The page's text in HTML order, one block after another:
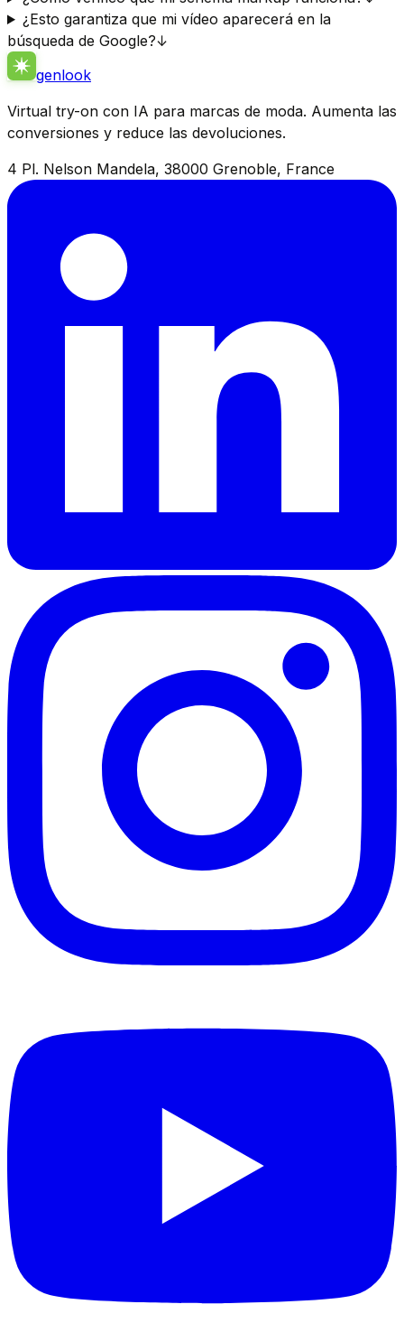
¿Esto garantiza que mi vídeo aparecerá en la
búsqueda de Google?↓
genlook
Virtual try-on con IA para marcas de moda. Aumenta las
conversiones y reduce las devoluciones.
4 Pl. Nelson Mandela, 38000 Grenoble, France